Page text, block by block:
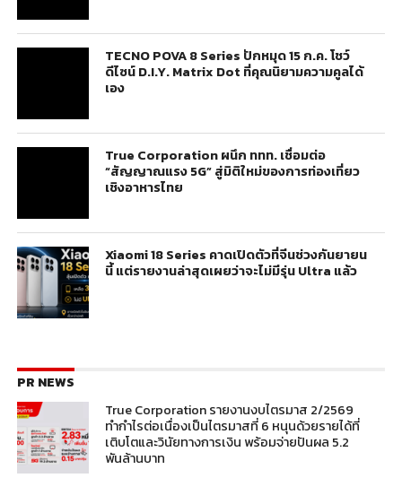
TECNO POVA 8 Series ปักหมุด 15 ก.ค. โชว์
ดีไซน์ D.I.Y. Matrix Dot ที่คุณนิยามความคูลได้
เอง
True Corporation ผนึก ททท. เชื่อมต่อ
“สัญญาณแรง 5G” สู่มิติใหม่ของการท่องเที่ยว
เชิงอาหารไทย
Xiaomi 18 Series คาดเปิดตัวที่จีนช่วงกันยายน
นี้ แต่รายงานล่าสุดเผยว่าจะไม่มีรุ่น Ultra แล้ว
PR NEWS
True Corporation รายงานงบไตรมาส 2/2569
ทำกำไรต่อเนื่องเป็นไตรมาสที่ 6 หนุนด้วยรายได้ที่
เติบโตและวินัยทางการเงิน พร้อมจ่ายปันผล 5.2
พันล้านบาท